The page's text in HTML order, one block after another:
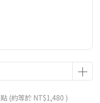
點 (約等於 NT$1,480 )